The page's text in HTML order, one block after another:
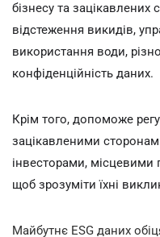
бізнесу та
відстеження викидів,
використання води,
конфіденційність даних.
Крім того, допоможе
зацікавленими
інвесторами,
щоб зрозуміти їхні
Майбутнє ESG даних